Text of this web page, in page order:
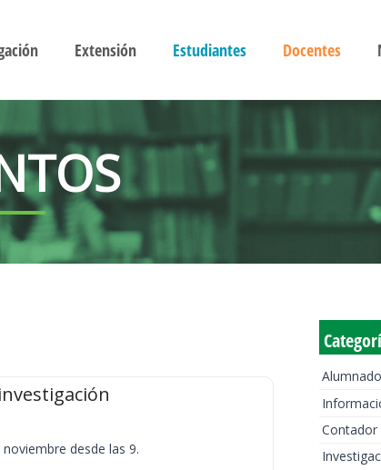
Extensión Estudiantes Docentes
desde las 9.
Alumnado
Contador